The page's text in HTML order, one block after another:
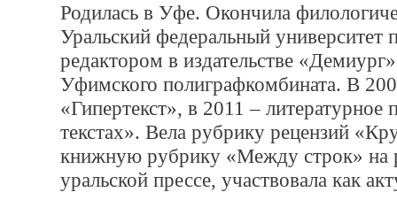
Родилась в Уфе. Окончила
Уральский федеральный университет
редактором в издательстве
Уфимского полиграфкомбината. В
«Гипертекст», в 2011 –
текстах». Вела рубрику рецензий
книжную рубрику «Между строк» на
уральской прессе, участвовала как